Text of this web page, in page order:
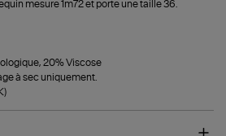
mesure 1m72 et porte une taille 36.
20% Viscose
à sec uniquement.